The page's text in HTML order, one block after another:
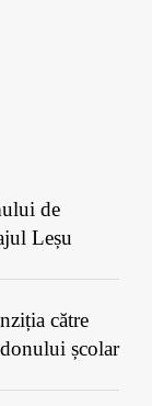
de
Leșu
către
școlar